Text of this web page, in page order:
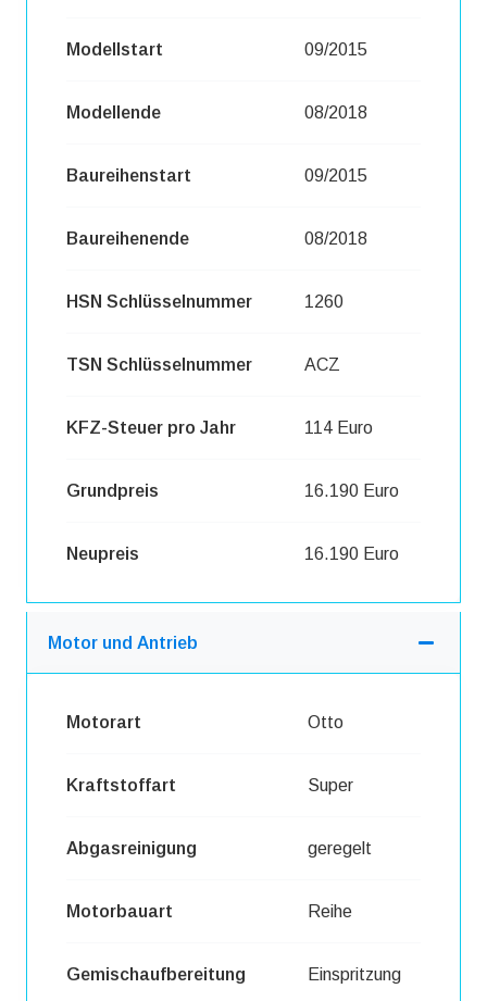
Modellstart 09/2015
Modellende 08/2018
Baureihenstart 09/2015
Baureihenende 08/2018
HSN Schlüsselnummer 1260
TSN Schlüsselnummer ACZ
KFZ-Steuer pro Jahr 114 Euro
Grundpreis 16.190 Euro
Neupreis 16.190 Euro
Motor und Antrieb
Motorart Otto
Kraftstoffart Super
Abgasreinigung geregelt
Motorbauart Reihe
Gemischaufbereitung Einspritzung